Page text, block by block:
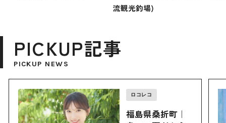
流観光釣場)
PICKUP記事
PICKUP NEWS
ロコレコ
福島県桑折町｜